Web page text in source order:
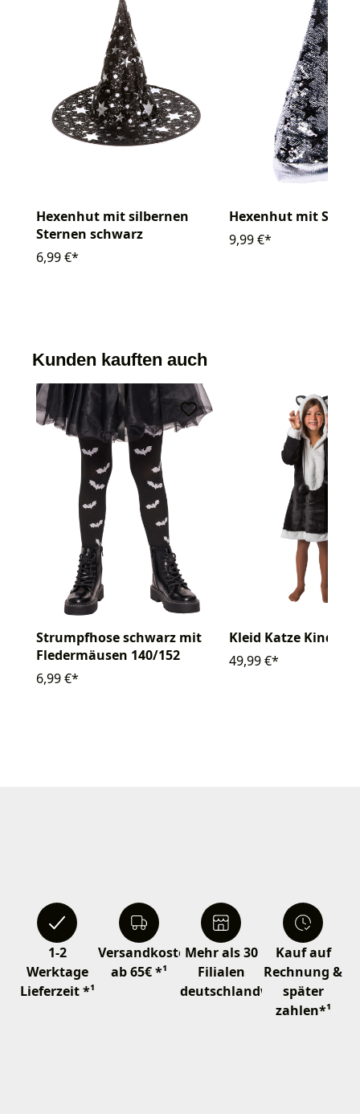
Hexenhut mit silbernen
Sternen schwarz
6,99 €*
Hexenhut mit
9,99 €*
Kunden kauften auch
Strumpfhose schwarz mit
Fledermäusen 140/152
6,99 €*
Kleid Katze Kinder
49,99 €*
1-2
Werktage
Lieferzeit *¹
Versandkostenfrei
ab 65€ *¹
Mehr als 30
Filialen
deutschlandweit
Kauf auf
Rechnung &
später
zahlen*¹